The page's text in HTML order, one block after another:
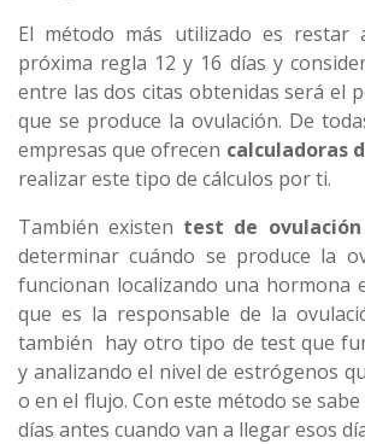
El método más utilizado es
próxima regla 12 y 16 días y
entre las dos citas obtenidas será el
que se produce la ovulación. De
empresas que ofrecen calculadoras
realizar este tipo de cálculos por ti.
También existen test de ovulación
determinar cuándo se produce la
funcionan localizando una hormona
que es la responsable de la
también hay otro tipo de test que
y analizando el nivel de estrógenos
o en el flujo. Con este método se
días antes cuando van a llegar esos